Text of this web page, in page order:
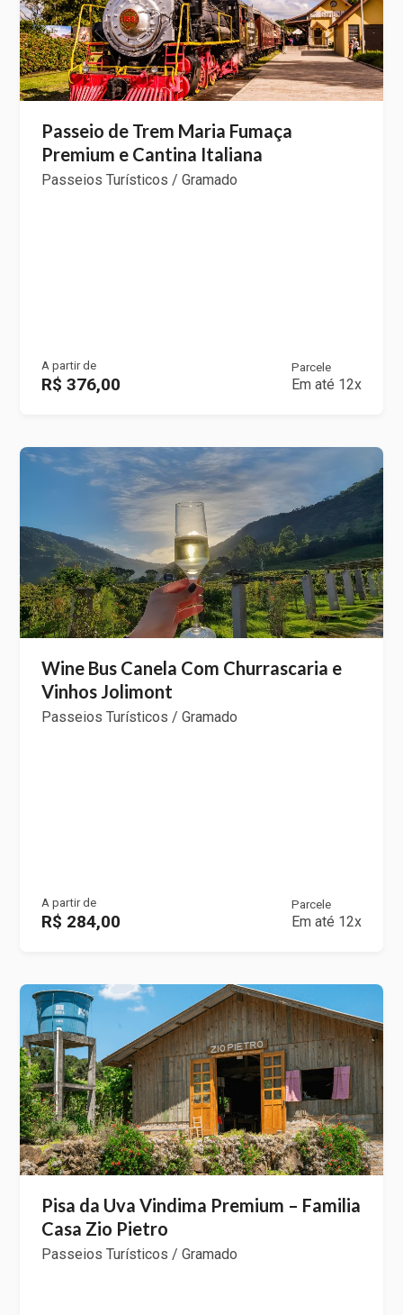
Passeio de Trem Maria Fumaça
Premium e Cantina Italiana
Passeios Turísticos / Gramado
A partir de
R$ 376,00
Parcele
Em até 12x
Wine Bus Canela Com Churrascaria e
Vinhos Jolimont
Passeios Turísticos / Gramado
A partir de
R$ 284,00
Parcele
Em até 12x
Pisa da Uva Vindima Premium – Familia
Casa Zio Pietro
Passeios Turísticos / Gramado